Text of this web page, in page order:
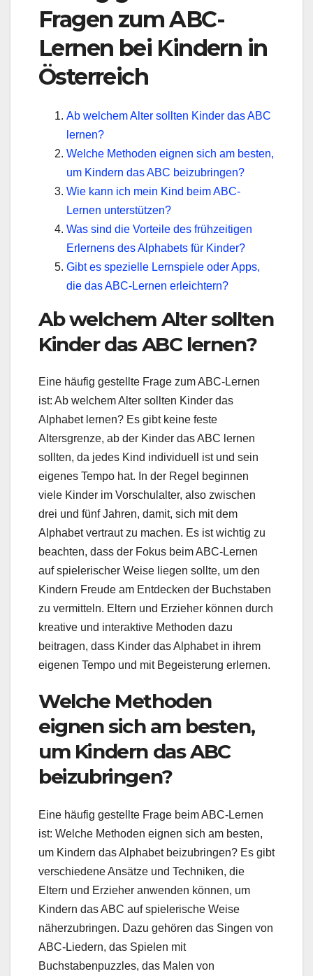
Fragen zum ABC-
Lernen bei Kindern in
Österreich
Ab welchem Alter sollten Kinder das ABC
lernen?
Welche Methoden eignen sich am besten,
um Kindern das ABC beizubringen?
Wie kann ich mein Kind beim ABC-
Lernen unterstützen?
Was sind die Vorteile des frühzeitigen
Erlernens des Alphabets für Kinder?
Gibt es spezielle Lernspiele oder Apps,
die das ABC-Lernen erleichtern?
Ab welchem Alter sollten
Kinder das ABC lernen?
Eine häufig gestellte Frage zum ABC-Lernen
ist: Ab welchem Alter sollten Kinder das
Alphabet lernen? Es gibt keine feste
Altersgrenze, ab der Kinder das ABC lernen
sollten, da jedes Kind individuell ist und sein
eigenes Tempo hat. In der Regel beginnen
viele Kinder im Vorschulalter, also zwischen
drei und fünf Jahren, damit, sich mit dem
Alphabet vertraut zu machen. Es ist wichtig zu
beachten, dass der Fokus beim ABC-Lernen
auf spielerischer Weise liegen sollte, um den
Kindern Freude am Entdecken der Buchstaben
zu vermitteln. Eltern und Erzieher können durch
kreative und interaktive Methoden dazu
beitragen, dass Kinder das Alphabet in ihrem
eigenen Tempo und mit Begeisterung erlernen.
Welche Methoden
eignen sich am besten,
um Kindern das ABC
beizubringen?
Eine häufig gestellte Frage beim ABC-Lernen
ist: Welche Methoden eignen sich am besten,
um Kindern das Alphabet beizubringen? Es gibt
verschiedene Ansätze und Techniken, die
Eltern und Erzieher anwenden können, um
Kindern das ABC auf spielerische Weise
näherzubringen. Dazu gehören das Singen von
ABC-Liedern, das Spielen mit
Buchstabenpuzzles, das Malen von